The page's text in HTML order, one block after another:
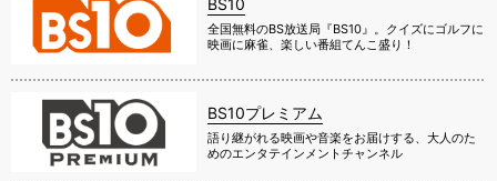
BS10
全国無料のBS放送局『BS10』。クイズにゴルフに
映画に麻雀、楽しい番組てんこ盛り！
BS10プレミアム
語り継がれる映画や音楽をお届けする、大人のた
めのエンタテインメントチャンネル